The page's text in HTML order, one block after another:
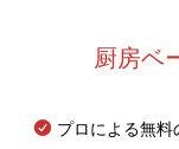
厨房ベ
プロによる無料